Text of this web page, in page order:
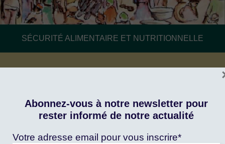
SÉCURITÉ ALIMENTAIRE ET NUTRITIONNELLE
Comment répondre à une demande alimentaire en
hausse, sous la contrainte climatique et sur des [...]
Voir l'article du blog
Abonnez-vous à notre newsletter pour
rester informé de notre actualité
Votre adresse email pour vous inscrire*